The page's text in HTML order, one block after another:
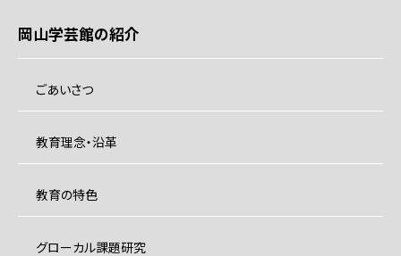
岡山学芸館の紹介
ごあいさつ
教育理念・沿革
教育の特色
グローカル課題研究